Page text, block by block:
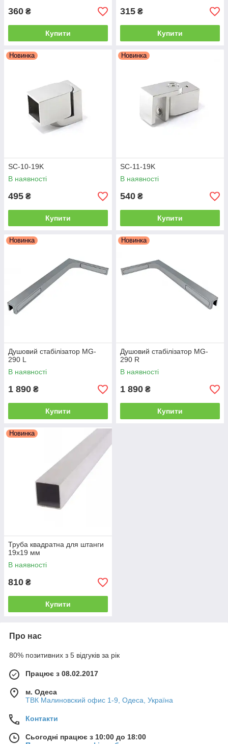
360 ₴
Купити
315 ₴
Купити
Новинка
SC-10-19K
В наявності
495 ₴
Купити
Новинка
SC-11-19K
В наявності
540 ₴
Купити
Новинка
Душовий стабілізатор MG-
290 L
В наявності
1 890 ₴
Купити
Новинка
Душовий стабілізатор MG-
290 R
В наявності
1 890 ₴
Купити
Новинка
Труба квадратна для штанги
19х19 мм
В наявності
810 ₴
Купити
Про нас
80% позитивних з 5 відгуків за рік
Працює з 08.02.2017
м. Одеса
ТВК Малиновский офис 1-9, Одеса, Україна
Контакти
Сьогодні працює з 10:00 до 18:00